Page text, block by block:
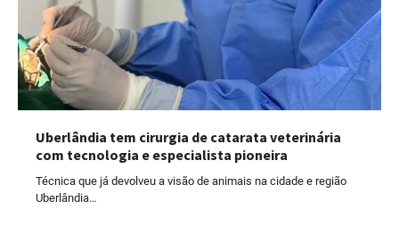
Uberlândia tem cirurgia de catarata veterinária
com tecnologia e especialista pioneira
Técnica que já devolveu a visão de animais na cidade e região
Uberlândia…